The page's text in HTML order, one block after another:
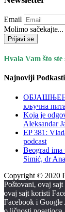
Email
Molimo sačekajte...
Prijavi se
Hvala Vam što
Najnoviji Podkasti
кључна
Koja je
Aleksandar
EP 381:
podcast
Beograd ima
Simić, dr
Copyright © 2020
Poštovani, ovaj
ovaj sajt koristi
Facebook i